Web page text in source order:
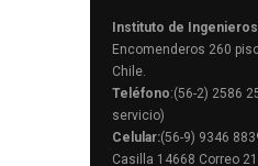
Instituto de
Encomenderos 260
Chile.
Teléfono:(56-2) 2586
servicio)
Celular:(56-9) 9346
Casilla 14668 Correo